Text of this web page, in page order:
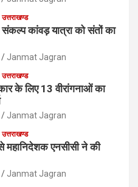
उत्तराखण्ड
कांवड़ यात्रा को संतों का
Janmat Jagran
उत्तराखण्ड
के लिए 13 वीरांगनाओं का
Janmat Jagran
उत्तराखण्ड
महानिदेशक एनसीसी ने की
Janmat Jagran